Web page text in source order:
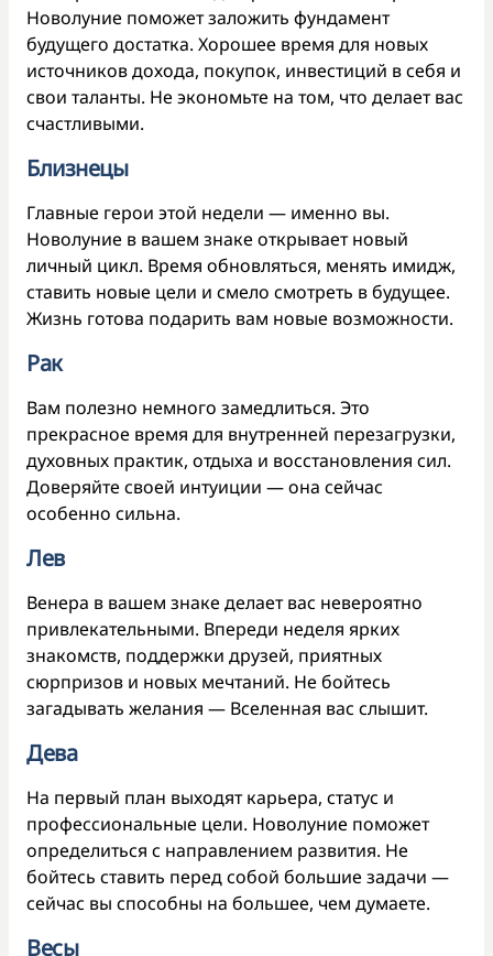
Новолуние поможет заложить фундамент
будущего достатка. Хорошее время для новых
источников дохода, покупок, инвестиций в себя и
свои таланты. Не экономьте на том, что делает вас
счастливыми.
Близнецы
Главные герои этой недели — именно вы.
Новолуние в вашем знаке открывает новый
личный цикл. Время обновляться, менять имидж,
ставить новые цели и смело смотреть в будущее.
Жизнь готова подарить вам новые возможности.
Рак
Вам полезно немного замедлиться. Это
прекрасное время для внутренней перезагрузки,
духовных практик, отдыха и восстановления сил.
Доверяйте своей интуиции — она сейчас
особенно сильна.
Лев
Венера в вашем знаке делает вас невероятно
привлекательными. Впереди неделя ярких
знакомств, поддержки друзей, приятных
сюрпризов и новых мечтаний. Не бойтесь
загадывать желания — Вселенная вас слышит.
Дева
На первый план выходят карьера, статус и
профессиональные цели. Новолуние поможет
определиться с направлением развития. Не
бойтесь ставить перед собой большие задачи —
сейчас вы способны на большее, чем думаете.
Весы